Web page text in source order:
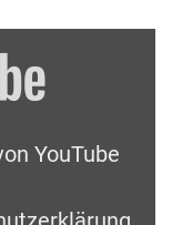
YouTube